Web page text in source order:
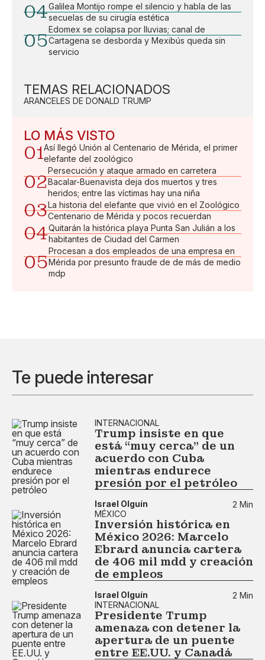
04Galilea Montijo rompe el silencio y habla de las
secuelas de su cirugía estética
05
Edomex se colapsa por lluvias; canal de
Cartagena se desborda y Mexibús queda sin
servicio
TEMAS RELACIONADOS
ARANCELES DE DONALD TRUMP
LO MÁS VISTO
01Así llegó Unión al Centenario de Mérida, el primer
elefante del zoológico
02
Persecución y ataque armado en carretera
Bacalar-Buenavista deja dos muertos y tres
heridos; entre las víctimas hay una niña
03La historia del elefante que vivió en el Zoológico
Centenario de Mérida y pocos recuerdan
04Quitarán la histórica playa Punta San Julián a los
habitantes de Ciudad del Carmen
05
Procesan a dos empleados de una empresa en
Mérida por presunto fraude de de más de medio
mdp
Te puede interesar
INTERNACIONAL
Trump insiste en que
está “muy cerca” de un
acuerdo con Cuba
mientras endurece
presión por el petróleo
Israel Olguín
2 Min
MÉXICO
Inversión histórica en
México 2026: Marcelo
Ebrard anuncia cartera
de 406 mil mdd y creación
de empleos
Israel Olguín
2 Min
INTERNACIONAL
Presidente Trump
amenaza con detener la
apertura de un puente
entre EE.UU. y Canadá